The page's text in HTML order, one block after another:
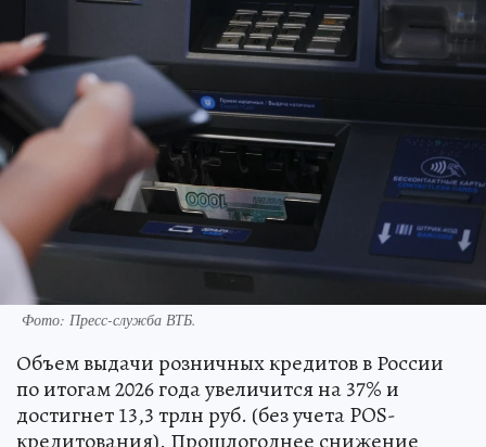
Фото: Пресс-служба ВТБ.
Объем выдачи розничных кредитов в России
по итогам 2026 года увеличится на 37% и
достигнет 13,3 трлн руб. (без учета POS-
кредитования). Прошлогоднее снижение